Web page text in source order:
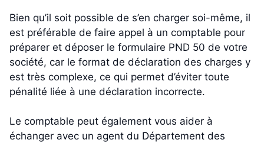
Bien qu’il soit possible de s’en charger soi-même, il
est préférable de faire appel à un comptable pour
préparer et déposer le formulaire PND 50 de votre
société, car le format de déclaration des charges y
est très complexe, ce qui permet d’éviter toute
pénalité liée à une déclaration incorrecte.
Le comptable peut également vous aider à
échanger avec un agent du Département des